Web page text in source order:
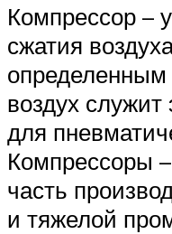
Компрессор –
сжатия
воздух служит
для
Компрессоры
часть
и тяжелой